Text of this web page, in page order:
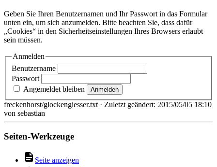
Geben Sie Ihren Benutzernamen und Ihr Passwort in das Formular
unten ein, um sich anzumelden. Bitte beachten Sie, dass dafür
„Cookies“ in den Sicherheitseinstellungen Ihres Browsers erlaubt
sein müssen.
Anmelden
Benutzername
Passwort
Angemeldet bleiben
Anmelden
freckenhorst/glockengiesser.txt · Zuletzt geändert: 2015/05/05 18:10
von sebastian
Seiten-Werkzeuge
Seite anzeigen